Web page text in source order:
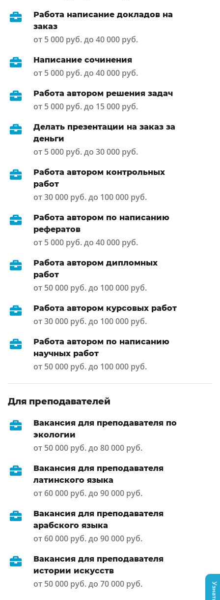
Работа написание докладов на
заказ
от 5 000 руб. до 40 000 руб.
Написание сочинения
от 5 000 руб. до 40 000 руб.
Работа автором решения задач
от 5 000 руб. до 15 000 руб.
Делать презентации на заказ за
деньги
от 5 000 руб. до 30 000 руб.
Работа автором контрольных
работ
от 30 000 руб. до 100 000 руб.
Работа автором по написанию
рефератов
от 5 000 руб. до 40 000 руб.
Работа автором дипломных
работ
от 50 000 руб. до 100 000 руб.
Работа автором курсовых работ
от 30 000 руб. до 100 000 руб.
Работа автором по написанию
научных работ
от 50 000 руб. до 100 000 руб.
Для преподавателей
Вакансия для преподавателя по
экологии
от 50 000 руб. до 80 000 руб.
Вакансия для преподавателя
латинского языка
от 60 000 руб. до 90 000 руб.
Вакансия для преподавателя
арабского языка
от 60 000 руб. до 90 000 руб.
Вакансия для преподавателя
истории искусств
от 50 000 руб. до 70 000 руб.